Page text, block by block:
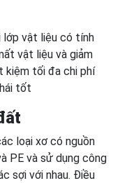
lớp vật liệu có tính
vật liệu và giảm
kiệm tối đa chi phí
tốt
loại xơ có nguồn
PE và sử dụng công
sợi với nhau. Điều